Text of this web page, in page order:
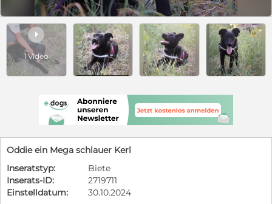

1 Video
Oddie ein Mega schlauer Kerl
Inseratstyp:
Biete
Inserats-ID:
2719711
Einstelldatum:
30.10.2024